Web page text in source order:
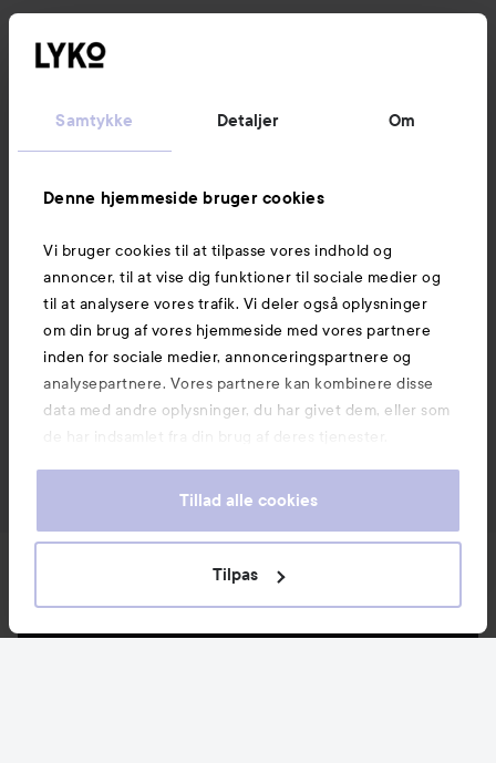
Samtykke Detaljer Om
Denne hjemmeside bruger cookies
Vi bruger cookies til at tilpasse vores indhold og
annoncer, til at vise dig funktioner til sociale medier og
til at analysere vores trafik. Vi deler også oplysninger
om din brug af vores hjemmeside med vores partnere
inden for sociale medier, annonceringspartnere og
analysepartnere. Vores partnere kan kombinere disse
data med andre oplysninger, du har givet dem, eller som
de har indsamlet fra din brug af deres tjenester.
Tillad alle cookies
Tilpas